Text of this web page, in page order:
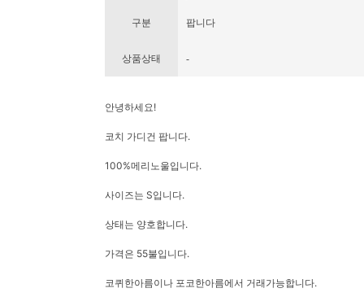
구분 팝니다
상품상태 -
안녕하세요!
코치 가디건 팝니다.
100%메리노울입니다.
사이즈는 S입니다.
상태는 양호합니다.
가격은 55불입니다.
코퀴한아름이나 포코한아름에서 거래가능합니다.